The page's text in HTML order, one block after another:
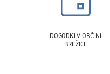
DOGODKI V OBČINI
BREŽICE